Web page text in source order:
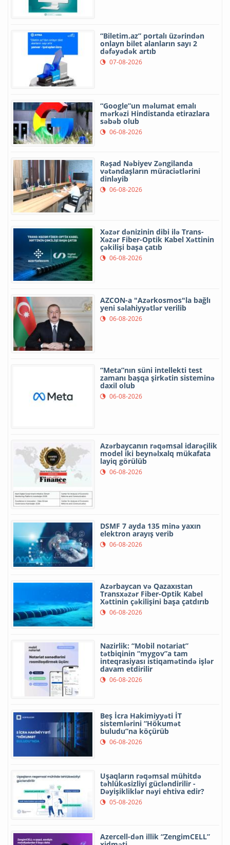
“Biletim.az” portalı üzərindən
onlayn bilet alanların sayı 2
dəfəyədək artıb
07-08-2026
“Google”un məlumat emalı
mərkəzi Hindistanda etirazlara
səbəb olub
06-08-2026
Rəşad Nəbiyev Zəngilanda
vətəndaşların müraciətlərini
dinləyib
06-08-2026
Xəzər dənizinin dibi ilə Trans-
Xəzər Fiber-Optik Kabel Xəttinin
çəkilişi başa çatıb
06-08-2026
AZCON-a "Azərkosmos"la bağlı
yeni səlahiyyətlər verilib
06-08-2026
“Meta”nın süni intellekti test
zamanı başqa şirkətin sisteminə
daxil olub
06-08-2026
Azərbaycanın rəqəmsal idarəçilik
model iki beynəlxalq mükafata
layiq görülüb
06-08-2026
DSMF 7 ayda 135 minə yaxın
elektron arayış verib
06-08-2026
Azərbaycan və Qazaxıstan
Transxəzər Fiber-Optik Kabel
Xəttinin çəkilişini başa çatdırıb
06-08-2026
Nazirlik: “Mobil notariat”
tətbiqinin “mygov”a tam
inteqrasiyası istiqamətində işlər
davam etdirilir
06-08-2026
Beş İcra Hakimiyyəti İT
sistemlərini “Hökumət
buludu”na köçürüb
06-08-2026
Uşaqların rəqəmsal mühitdə
təhlükəsizliyi gücləndirilir -
Dəyişikliklər nəyi ehtiva edir?
05-08-2026
Azercell-dən illik “ZengimCELL”